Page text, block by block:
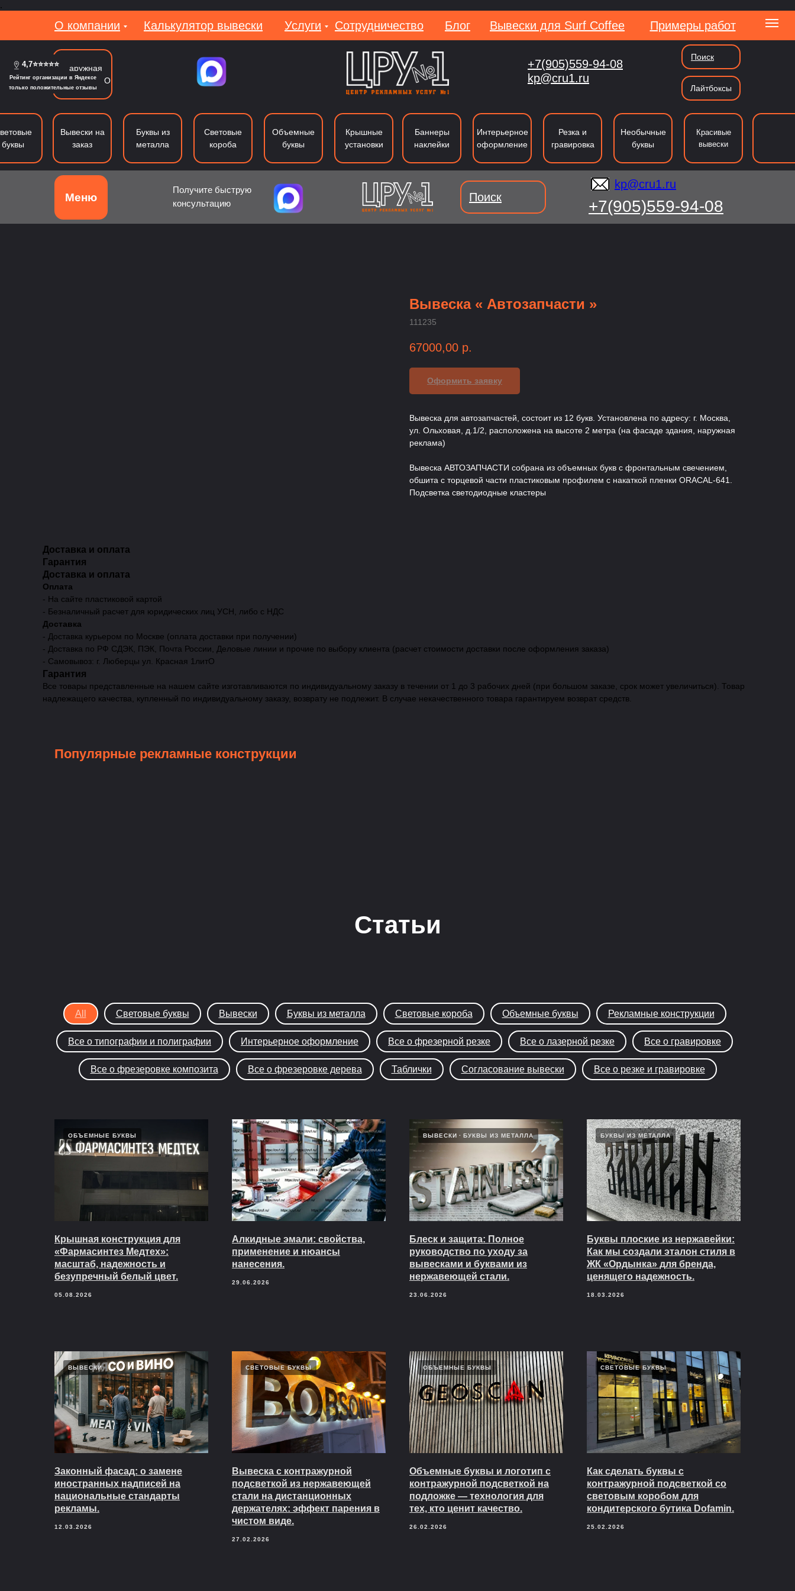
.
О компании Услуги Сотрудничество Вывески для Surf Coffee
Блог Примеры работ
Калькулятор вывески
Вакансии
kp@cru1.ru
Наружная
реклама в МО
+7(905)559-94-08
Лайтбоксы
Поиск
kp@cru1.ru
Объемные буквы Буквы из металла Лайтбоксы Вывеки Типография Резка Таблички и указатели
буквы
Вывески на
заказ
Буквы из
металла
Световые
короба
Объемные
буквы
Крышные
установки
Баннеры
наклейки
Интерьерное
оформление
Резка и
гравировка
Необычные
буквы
Красивые
вывески
Получите быструю
консультацию
+7(905)559-94-08
kp@cru1.ru
Поиск
Меню
Вывеска « Автозапчасти »
111235
67000,00 р.
Оформить заявку
Вывеска для автозапчастей, состоит из 12 букв. Установлена по адресу: г. Москва,
ул. Ольховая, д.1/2, расположена на высоте 2 метра (на фасаде здания, наружная
реклама)
Вывеска АВТОЗАПЧАСТИ собрана из объемных букв с фронтальным свечением,
обшита с торцевой части пластиковым профилем с накаткой пленки ORACAL-641.
Подсветка светодиодные кластеры
Доставка и оплата
Гарантия
Доставка и оплата
Оплата
- На сайте пластиковой картой
- Безналичный расчет для юридических лиц УСН, либо с НДС
Доставка
- Доставка курьером по Москве (оплата доставки при получении)
- Доставка по РФ СДЭК, ПЭК, Почта России, Деловые линии и прочие по выбору клиента (расчет стоимости доставки после оформления заказа)
- Самовывоз: г. Люберцы ул. Красная 1литО
Гарантия
Все товары представленные на нашем сайте изготавливаются по индивидуальному заказу в течении от 1 до 3 рабочих дней (при большом заказе, срок может увеличиться). Товар
надлежащего качества, купленный по индивидуальному заказу, возврату не подлежит. В случае некачественного товара гарантируем возврат средств.
Популярные рекламные конструкции
Статьи
All Световые буквы Вывески Буквы из металла Световые короба Объемные буквы Рекламные конструкции
Все о типографии и полиграфии Интерьерное оформление Все о фрезерной резке Все о лазерной резке Все о гравировке
Все о фрезеровке композита Все о фрезеровке дерева Таблички Согласование вывески Все о резке и гравировке
ОБЪЕМНЫЕ БУКВЫ
Крышная конструкция для
«Фармасинтез Медтех»:
масштаб, надежность и
безупречный белый цвет.
05.08.2026
Алкидные эмали: свойства,
применение и нюансы
нанесения.
29.06.2026
ВЫВЕСКИ БУКВЫ ИЗ МЕТАЛЛА
Блеск и защита: Полное
руководство по уходу за
вывесками и буквами из
нержавеющей стали.
23.06.2026
БУКВЫ ИЗ МЕТАЛЛА
Буквы плоские из нержавейки:
Как мы создали эталон стиля в
ЖК «Ордынка» для бренда,
ценящего надежность.
18.03.2026
ВЫВЕСКИ
Законный фасад: о замене
иностранных надписей на
национальные стандарты
рекламы.
12.03.2026
СВЕТОВЫЕ БУКВЫ
Вывеска с контражурной
подсветкой из нержавеющей
стали на дистанционных
держателях: эффект парения в
чистом виде.
27.02.2026
ОБЪЕМНЫЕ БУКВЫ
Объемные буквы и логотип с
контражурной подсветкой на
подложке — технология для
тех, кто ценит качество.
26.02.2026
СВЕТОВЫЕ БУКВЫ
Как сделать буквы с
контражурной подсветкой со
световым коробом для
кондитерского бутика Dofamin.
25.02.2026
4,7⭐⭐⭐⭐⭐
Рейтинг организации в Яндексе
только положительные отзывы